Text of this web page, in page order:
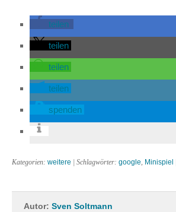
teilen
teilen
teilen
teilen
spenden
Kategorien: weitere | Schlagwörter: google, Minispiel
Autor: Sven Soltmann